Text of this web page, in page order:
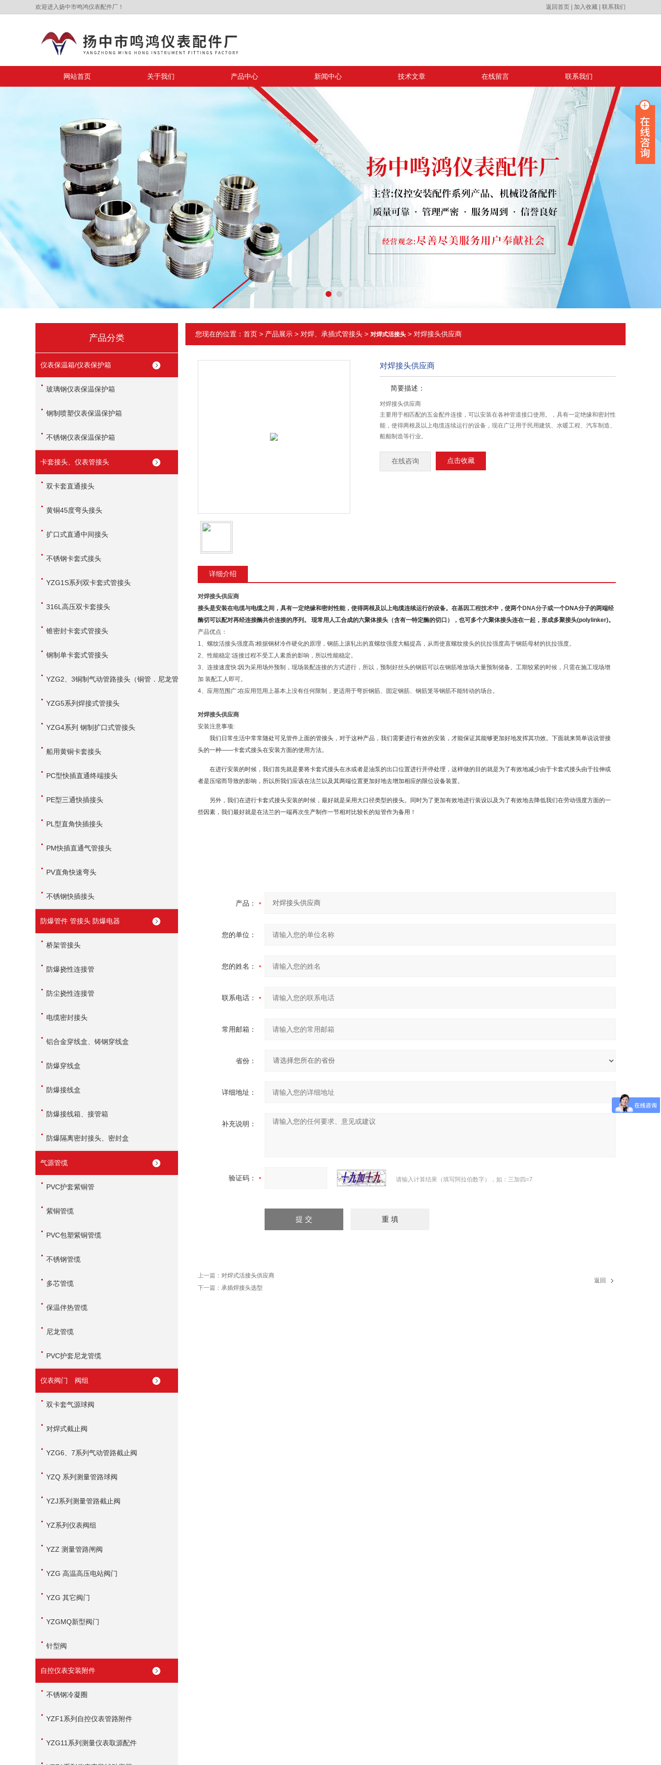
欢迎进入扬中市鸣鸿仪表配件厂！ 返回首页 加入收藏 联系我们
网站首页 关于我们 产品中心 新闻中心 技术文章 在线留言 联系我们
产品分类
仪表保温箱/仪表保护箱
玻璃钢仪表保温保护箱
钢制喷塑仪表保温保护箱
不锈钢仪表保温保护箱
卡套接头、仪表管接头
双卡套直通接头
黄铜45度弯头接头
扩口式直通中间接头
不锈钢卡套式接头
YZG1S系列双卡套式管接头
316L高压双卡套接头
锥密封卡套式管接头
钢制单卡套式管接头
YZG2、3铜制气动管路接头（铜管．尼龙管
用）
YZG5系列焊接式管接头
YZG4系列 钢制扩口式管接头
船用黄铜卡套接头
PC型快插直通终端接头
PE型三通快插接头
PL型直角快插接头
PM快插直通气管接头
PV直角快速弯头
不锈钢快插接头
防爆管件 管接头 防爆电器
桥架管接头
防爆挠性连接管
防尘挠性连接管
电缆密封接头
铝合金穿线盒、铸钢穿线盒
防爆穿线盒
防爆接线盒
防爆接线箱、接管箱
防爆隔离密封接头、密封盒
气源管缆
PVC护套紫铜管
紫铜管缆
PVC包塑紫铜管缆
不锈钢管缆
多芯管缆
保温伴热管缆
尼龙管缆
PVC护套尼龙管缆
仪表阀门 阀组
双卡套气源球阀
对焊式截止阀
YZG6、7系列气动管路截止阀
YZQ 系列测量管路球阀
YZJ系列测量管路截止阀
YZ系列仪表阀组
YZZ 测量管路闸阀
YZG 高温高压电站阀门
YZG 其它阀门
YZGMQ新型阀门
针型阀
自控仪表安装附件
不锈钢冷凝圈
YZF1系列自控仪表管路附件
YZG11系列测量仪表取源配件
您现在的位置： 首页 > 产品展示 > 对焊、承插式管接头 > 对焊式活接头 > 对焊接头供应商
对焊接头供应商
简要描述：
对焊接头供应商
主要用于相匹配的五金配件连接，可以安装在各种管道接口使用。，具有一定绝缘和密封性
能，使得两根及以上电缆连续运行的设备，现在广泛用于民用建筑、水暖工程、汽车制造、
船舶制造等行业。
在线咨询 点击收藏
详细介绍
对焊接头供应商
接头是安装在电缆与电缆之间，具有一定绝缘和密封性能，使得两根及以上电缆连续运行的设备。在基因工程技术中，使两个DNA分子或一个DNA分子的两端经
酶切可以配对再经连接酶共价连接的序列。 现常用人工合成的六聚体接头（含有一特定酶的切口），也可多个六聚体接头连在一起，形成多聚接头(polylinker)。
产品优点：
1、螺纹活接头强度高∶根据钢材冷作硬化的原理，钢筋上滚轧出的直螺纹强度大幅提高，从而使直螺纹接头的抗拉强度高于钢筋母材的抗拉强度。
2、性能稳定∶连接过程不受工人素质的影响，所以性能稳定。
3、连接速度快∶因为采用场外预制，现场装配连接的方式进行，所以，预制好丝头的钢筋可以在钢筋堆放场大量预制储备。工期较紧的时候，只需在施工现场增
加 装配工人即可。
4、应用范围广∶在应用范用上基本上没有任何限制，更适用于弯折钢筋、固定钢筋、钢筋笼等钢筋不能转动的场台。
对焊接头供应商
安装注意事项:
我们日常生活中常常随处可见管件上面的管接头，对于这种产品，我们需要进行有效的安装，才能保证其能够更加好地发挥其功效。下面就来简单说说管接
头的一种——卡套式接头在安装方面的使用方法。
在进行安装的时候，我们首先就是要将卡套式接头在水或者是油泵的出口位置进行开停处理，这样做的目的就是为了有效地减少由于卡套式接头由于拉伸或
者是压缩而导致的影响，所以所我们应该在法兰以及其两端位置更加好地去增加相应的限位设备装置。
另外，我们在进行卡套式接头安装的时候，最好就是采用大口径类型的接头。同时为了更加有效地进行装设以及为了有效地去降低我们在劳动强度方面的一
些因素，我们最好就是在法兰的一端再次生产制作一节相对比较长的短管作为备用！
产品：
您的单位：
您的姓名：
联系电话：
常用邮箱：
省份：
详细地址：
补充说明：
验证码： 请输入计算结果（填写阿拉伯数字），如：三加四=7
上一篇： 对焊式活接头供应商
下一篇： 承插焊接头选型
返回